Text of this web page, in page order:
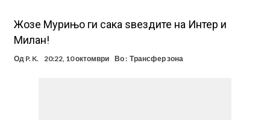
Стотици навивачи го пречекаа Салах во Истанбул
Арсенал и Њукасл веќе се договорија, Гимарејш заминува
АРСЕНАЛ ГО ЛАДИ ШАМПАЊОТ: Винисиус на праг на Лондон!
Жозе Мурињо ги сака ѕвездите на Интер и
Милан!
Од P. K. 20:22, 10 октомври Во : Трансфер зона